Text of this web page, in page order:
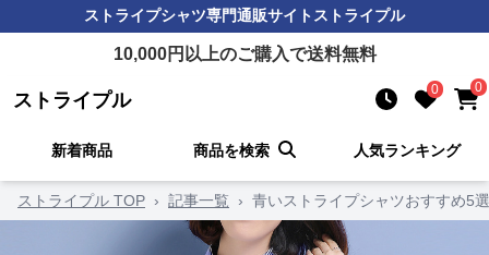
ストライプシャツ専門通販サイト ストライプル
10,000円以上のご購入で送料無料
ストライプル 0 0
新着商品 商品を検索 人気ランキング
ストライプル TOP › 記事一覧 › 青いストライプシャツおすすめ5選